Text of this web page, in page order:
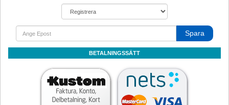
Spara
BETALNINGSSÄTT